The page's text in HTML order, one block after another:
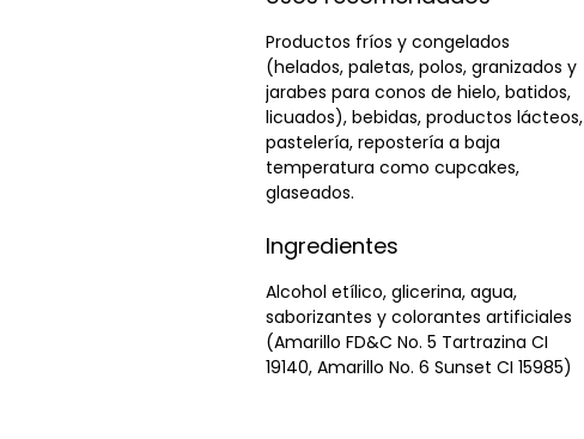
Productos fríos y congelados
(helados, paletas, polos, granizados y
jarabes para conos de hielo, batidos,
licuados), bebidas, productos lácteos,
pastelería, repostería a baja
temperatura como cupcakes,
glaseados.
Ingredientes
Alcohol etílico, glicerina, agua,
saborizantes y colorantes artificiales
(Amarillo FD&C No. 5 Tartrazina CI
19140, Amarillo No. 6 Sunset CI 15985)